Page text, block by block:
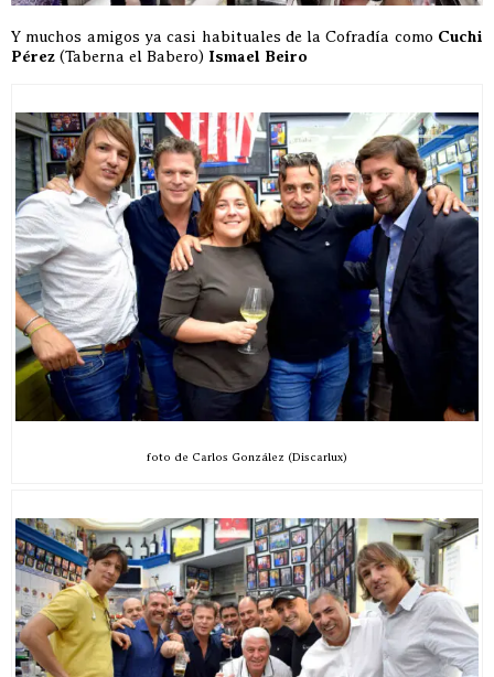
Y muchos amigos ya casi habituales de la Cofradía como Cuchi
Pérez (Taberna el Babero) Ismael Beiro
foto de Carlos González (Discarlux)